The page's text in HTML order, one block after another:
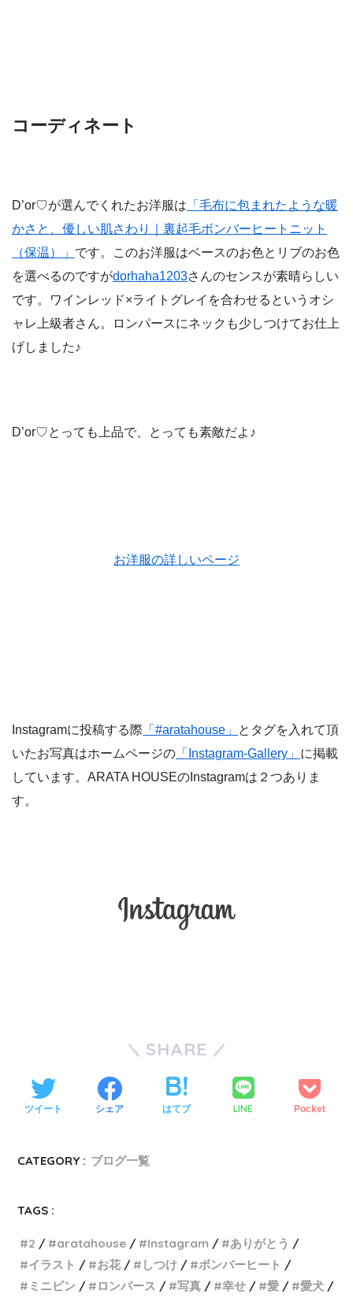
コーディネート
D’or♡が選んでくれたお洋服は 「毛布に包まれたような暖
かさと、優しい肌さわり｜裏起毛ボンバーヒートニット
（保温）」 です。このお洋服はベースのお色とリブのお色
を選べるのですがdorhaha1203さんのセンスが素晴らしい
です。ワインレッド×ライトグレイを合わせるというオシ
ャレ上級者さん。ロンパースにネックも少しつけてお仕上
げしました♪
D’or♡とっても上品で、とっても素敵だよ♪
お洋服の詳しいページ
Instagramに投稿する際 「#aratahouse」
とタグを入れて頂
いたお写真はホームページの 「Instagram-Gallery」 に掲載
しています。ARATA HOUSEのInstagramは２つありま
す。
SHARE
ツイート シェア はてブ LINE Pocket
CATEGORY : ブログ一覧
TAGS :
2 aratahouse Instagram
ありがとう
イラスト
お花 しつけ
ボンバーヒート
ミニピン
ロンパース 写真 幸せ 愛 愛犬